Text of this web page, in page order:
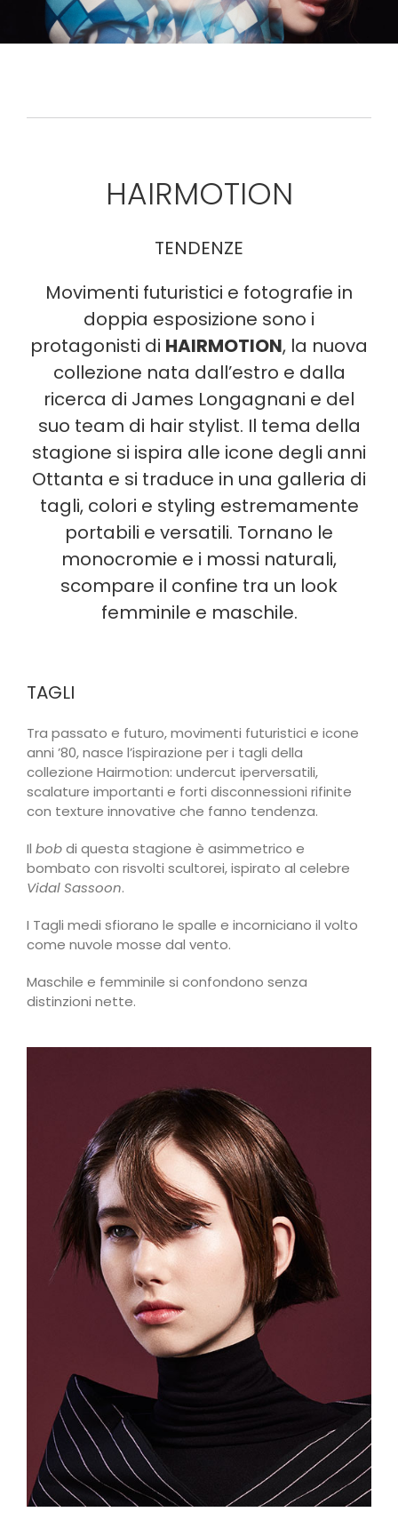
HAIRMOTION
TENDENZE
Movimenti futuristici e fotografie in
doppia esposizione sono i
protagonisti di HAIRMOTION, la nuova
collezione nata dall’estro e dalla
ricerca di James Longagnani e del
suo team di hair stylist. Il tema della
stagione si ispira alle icone degli anni
Ottanta e si traduce in una galleria di
tagli, colori e styling estremamente
portabili e versatili. Tornano le
monocromie e i mossi naturali,
scompare il confine tra un look
femminile e maschile.
TAGLI
Tra passato e futuro, movimenti futuristici e icone
anni ’80, nasce l’ispirazione per i tagli della
collezione Hairmotion: undercut iperversatili,
scalature importanti e forti disconnessioni rifinite
con texture innovative che fanno tendenza.
Il bobdi questa stagione è asimmetrico e
bombato con risvolti scultorei, ispirato al celebre
Vidal Sassoon.
I Tagli medi sfiorano le spalle e incorniciano il volto
come nuvole mosse dal vento.
Maschile e femminile si confondono senza
distinzioni nette.